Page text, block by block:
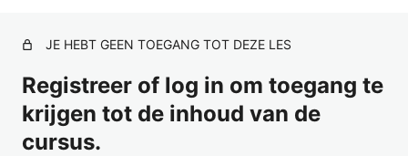
Haareigenschappen
Consultatie
Consultatie
JE HEBT GEEN TOEGANG TOT DEZE LES
Registreer of log in om toegang te
krijgen tot de inhoud van de
cursus.